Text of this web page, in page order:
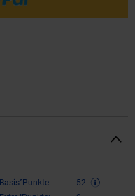
Basis°Punkte:
52